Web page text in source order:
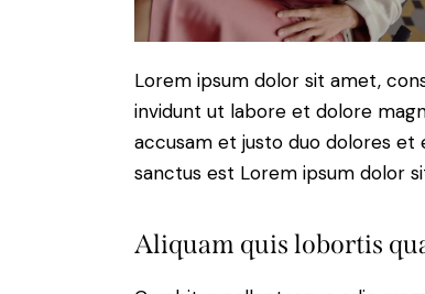
Lorem ipsum dolor sit amet,
invidunt ut labore et dolore
accusam et justo duo dolores et
sanctus est Lorem ipsum dolor
Aliquam quis lobortis